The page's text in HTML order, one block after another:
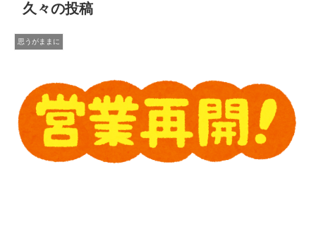
久々の投稿
思うがままに